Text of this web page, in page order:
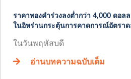
ราคาทองคำร่วงลงต่ำกว่า 4,000 ดอ
ในอิหร่านกระตุ้นการคาดการณ์อัตราด
ในวันพฤหัสบดี
อ่านบทความฉบับเต็ม